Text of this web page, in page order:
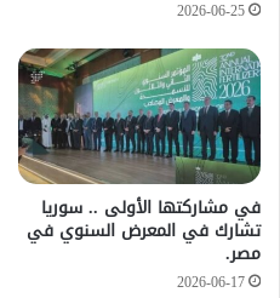
2026-06-25
في مشاركتها الأولى .. سوريا
تشارك في المعرض السنوي في
مصر.
2026-06-17